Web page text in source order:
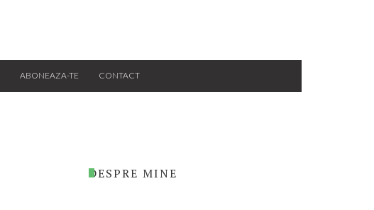
ABONEAZA-TE CONTACT
DESPRE MINE